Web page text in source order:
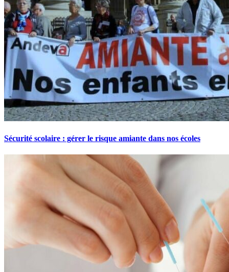
Sécurité scolaire : gérer le risque amiante dans nos écoles